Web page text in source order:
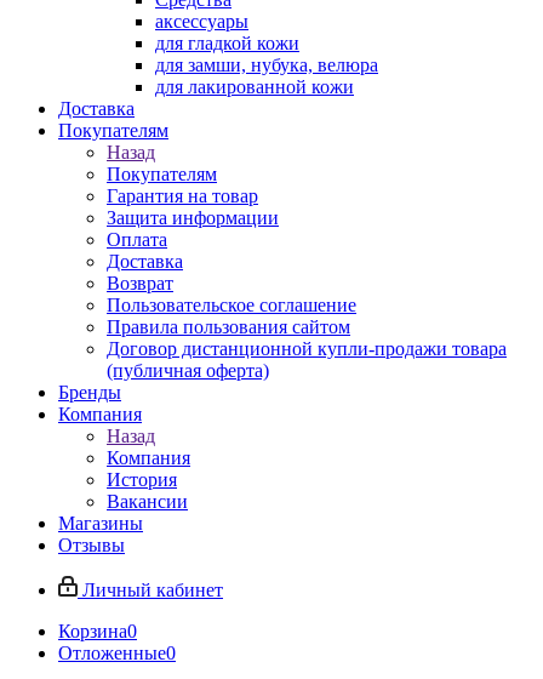
аксессуары
для гладкой кожи
для замши, нубука, велюра
для лакированной кожи
Доставка
Покупателям
Назад
Покупателям
Гарантия на товар
Защита информации
Оплата
Доставка
Возврат
Пользовательское соглашение
Правила пользования сайтом
Договор дистанционной купли-продажи товара
(публичная оферта)
Бренды
Компания
Назад
Компания
История
Вакансии
Магазины
Отзывы
Личный кабинет
Корзина0
Отложенные0